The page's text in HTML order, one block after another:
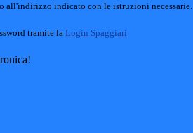
all'indirizzo indicato con le istruzioni necessarie.
tramite la Login Spaggiari